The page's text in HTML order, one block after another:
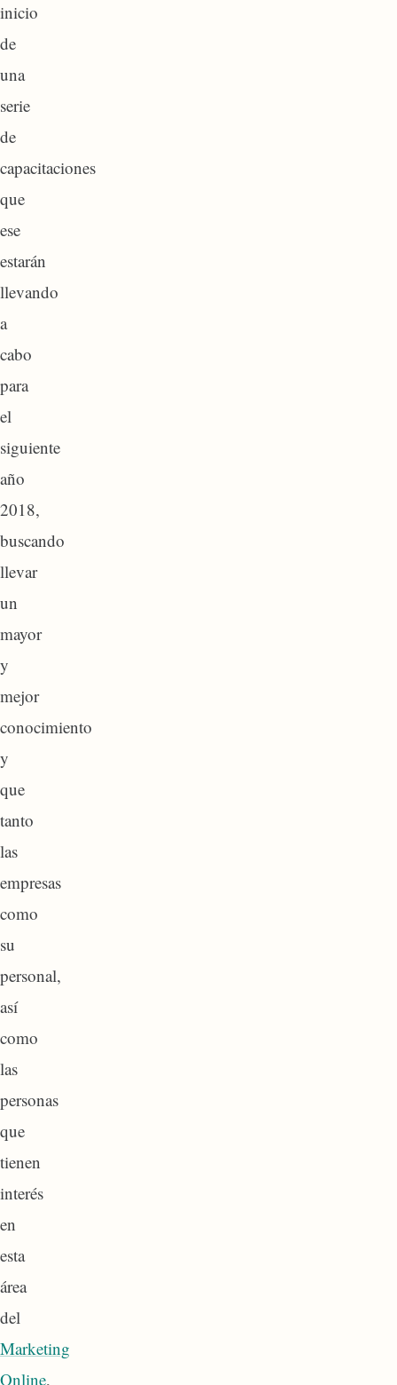
inicio
de
una
serie
de
capacitaciones
que
ese
estarán
llevando
a
cabo
para
el
siguiente
año
2018,
buscando
llevar
un
mayor
y
mejor
conocimiento
y
que
tanto
las
empresas
como
su
personal,
así
como
las
personas
que
tienen
interés
en
esta
área
del
Marketing
Online,